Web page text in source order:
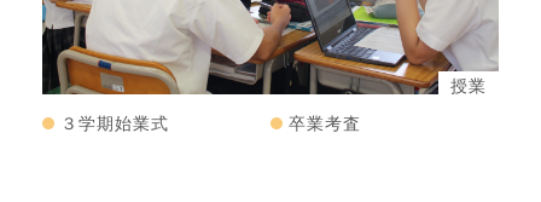
授業
３学期始業式
卒業考査